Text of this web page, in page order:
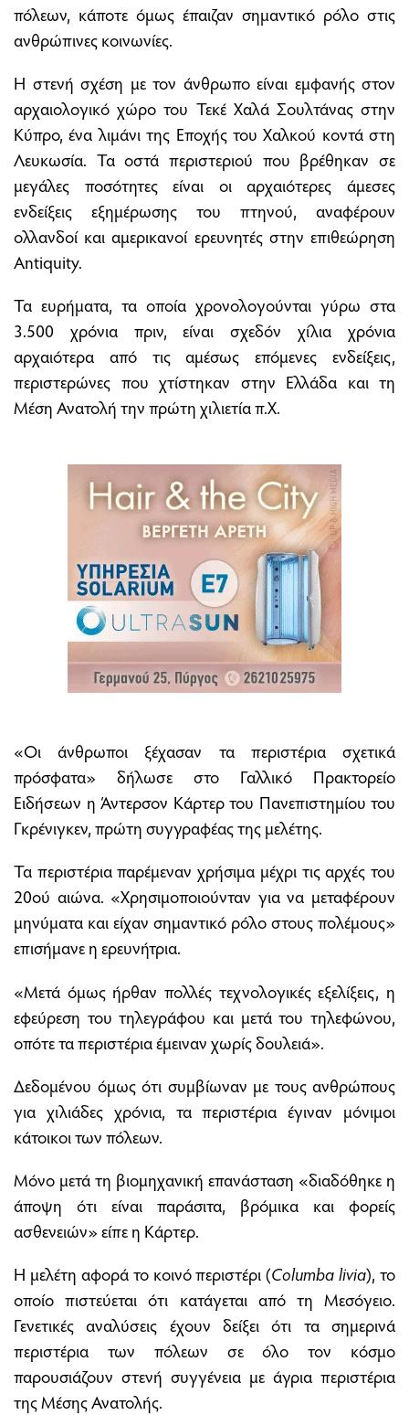
πόλεων, κάποτε όμως έπαιζαν σημαντικό ρόλο στις
ανθρώπινες κοινωνίες.
Η στενή σχέση με τον άνθρωπο είναι εμφανής στον
αρχαιολογικό χώρο του Τεκέ Χαλά Σουλτάνας στην
Κύπρο, ένα λιμάνι της Εποχής του Χαλκού κοντά στη
Λευκωσία. Τα οστά περιστεριού που βρέθηκαν σε
μεγάλες ποσότητες είναι οι αρχαιότερες άμεσες
ενδείξεις εξημέρωσης του πτηνού, αναφέρουν
ολλανδοί και αμερικανοί ερευνητές στην επιθεώρηση
Antiquity.
Τα ευρήματα, τα οποία χρονολογούνται γύρω στα
3.500 χρόνια πριν, είναι σχεδόν χίλια χρόνια
αρχαιότερα από τις αμέσως επόμενες ενδείξεις,
περιστερώνες που χτίστηκαν στην Ελλάδα και τη
Μέση Ανατολή την πρώτη χιλιετία π.Χ.
«Οι άνθρωποι ξέχασαν τα περιστέρια σχετικά
πρόσφατα» δήλωσε στο Γαλλικό Πρακτορείο
Ειδήσεων η Άντερσον Κάρτερ του Πανεπιστημίου του
Γκρένιγκεν, πρώτη συγγραφέας της μελέτης.
Τα περιστέρια παρέμεναν χρήσιμα μέχρι τις αρχές του
20ού αιώνα. «Χρησιμοποιούνταν για να μεταφέρουν
μηνύματα και είχαν σημαντικό ρόλο στους πολέμους»
επισήμανε η ερευνήτρια.
«Μετά όμως ήρθαν πολλές τεχνολογικές εξελίξεις, η
εφεύρεση του τηλεγράφου και μετά του τηλεφώνου,
οπότε τα περιστέρια έμειναν χωρίς δουλειά».
Δεδομένου όμως ότι συμβίωναν με τους ανθρώπους
για χιλιάδες χρόνια, τα περιστέρια έγιναν μόνιμοι
κάτοικοι των πόλεων.
Μόνο μετά τη βιομηχανική επανάσταση «διαδόθηκε η
άποψη ότι είναι παράσιτα, βρόμικα και φορείς
ασθενειών» είπε η Κάρτερ.
Η μελέτη αφορά το κοινό περιστέρι (Columba livia), το
οποίο πιστεύεται ότι κατάγεται από τη Μεσόγειο.
Γενετικές αναλύσεις έχουν δείξει ότι τα σημερινά
περιστέρια των πόλεων σε όλο τον κόσμο
παρουσιάζουν στενή συγγένεια με άγρια περιστέρια
της Μέσης Ανατολής.